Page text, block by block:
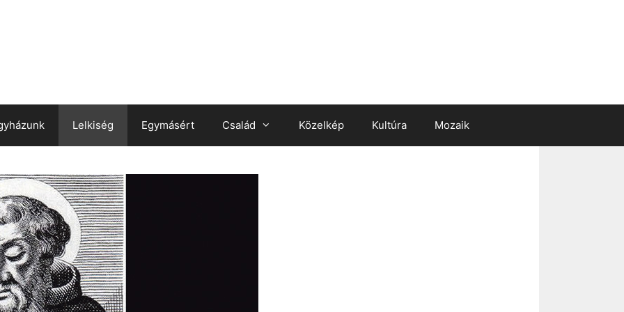
Lelkiség Egymásért Család Közelkép Kultúra Mozaik